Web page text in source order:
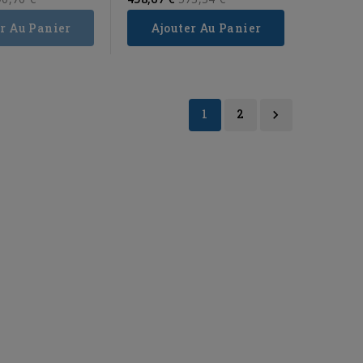
Read more
Au Panier
Ajouter Au Panier
1 2 